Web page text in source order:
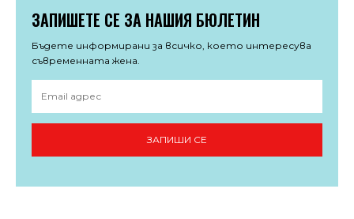
ЗАПИШЕТЕ СЕ ЗА НАШИЯ БЮЛЕТИН
Бъдете информирани за всичко, което интересува
съвременната жена.
ЗАПИШИ СЕ